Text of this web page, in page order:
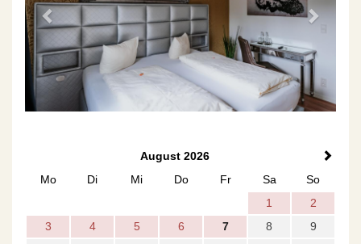
August 2026
Mo
Di Mi Do Fr Sa
So
1
2
3
4 5 6 7 8
9